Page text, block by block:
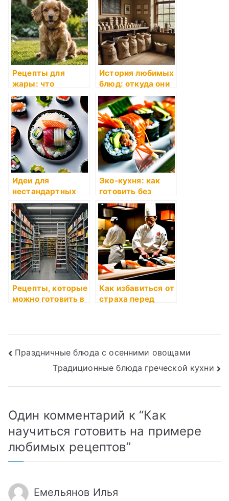
Рецепты для
жары: что
готовить летом
История любимых
блюд: откуда они
пришли
Идеи для
нестандартных
рецептов суши
Эко-кухня: как
готовить без
отходов
Рецепты, которые
можно готовить в
Как избавиться от
страха перед
Навигация
Праздничные блюда с осенними овощами
Традиционные блюда греческой кухни
Один комментарий к “Как
научиться готовить на примере
любимых рецептов”
Емельянов Илья